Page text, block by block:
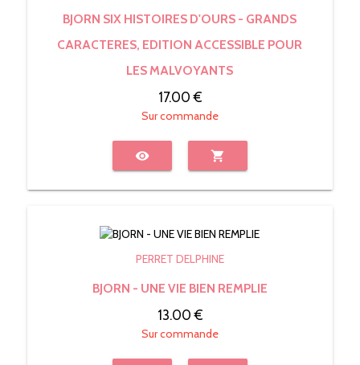
BJORN SIX HISTOIRES D'OURS - GRANDS
CARACTERES, EDITION ACCESSIBLE POUR
LES MALVOYANTS
17.00 €
Sur commande
visibility shopping_cart
PERRET DELPHINE
BJORN - UNE VIE BIEN REMPLIE
13.00 €
Sur commande